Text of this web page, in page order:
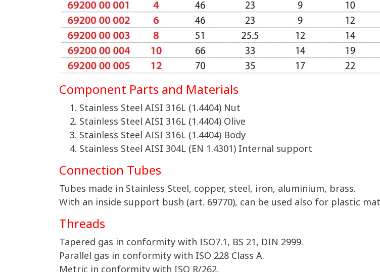
Component Parts and Materials
Stainless Steel AISI 316L (1.4404) Nut
Stainless Steel AISI 316L (1.4404) Olive
Stainless Steel AISI 316L (1.4404) Body
Stainless Steel AISI 304L (EN 1.4301) Internal support
Connection Tubes
Tubes made in Stainless Steel, copper, steel, iron, aluminium, brass.
With an inside support bush (art. 69770), can be used also for plastic
Threads
Tapered gas in conformity with ISO7.1, BS 21, DIN 2999.
Parallel gas in conformity with ISO 228 Class A.